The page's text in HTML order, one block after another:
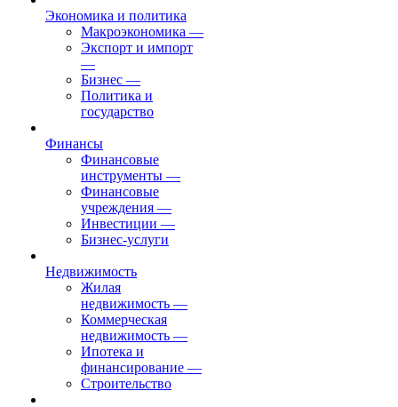
Экономика и политика
Макроэкономика —
Экспорт и импорт
—
Бизнес —
Политика и
государство
Финансы
Финансовые
инструменты —
Финансовые
учреждения —
Инвестиции —
Бизнес-услуги
Недвижимость
Жилая
недвижимость —
Коммерческая
недвижимость —
Ипотека и
финансирование —
Строительство